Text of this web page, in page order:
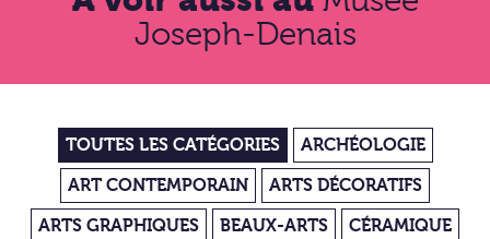
Joseph-Denais
TOUTES LES CATÉGORIES ARCHÉOLOGIE
ART CONTEMPORAIN ARTS DÉCORATIFS
ARTS GRAPHIQUES BEAUX-ARTS CÉRAMIQUE